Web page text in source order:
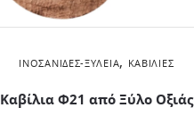
ΙΝΟΣΑΝΊΔΕΣ-ΞΥΛΕΊΑ, ΚΑΒΊΛΙΕΣ
Καβίλια Φ21 από Ξύλο Οξιάς